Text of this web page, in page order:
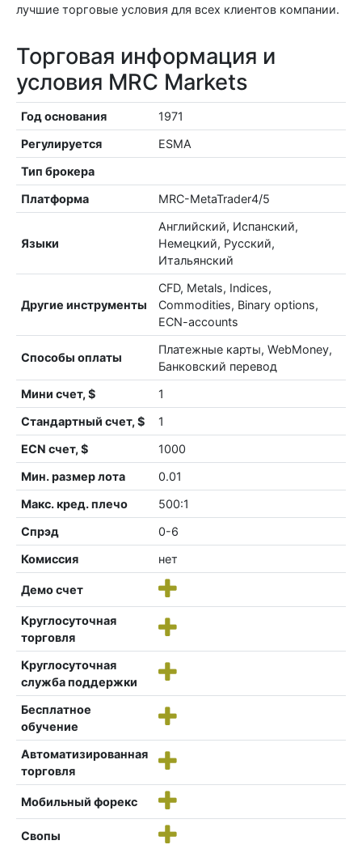
лучшие торговые условия для всех клиентов компании.
Торговая информация и
условия MRC Markets
Год основания
1971
Регулируется
ESMA
Тип брокера
Платформа
MRC-MetaTrader4/5
Языки
Английский, Испанский,
Немецкий, Русский,
Итальянский
Другие инструменты
CFD, Metals, Indices,
Commodities, Binary options,
ECN-accounts
Способы оплаты
Платежные карты, WebMoney,
Банковский перевод
Мини счет, $
1
Стандартный счет, $
1
ECN счет, $
1000
Мин. размер лота
0.01
Макс. кред. плечо
500:1
Спрэд
0-6
Комиссия
нет
Демо счет
Круглосуточная
торговля
Круглосуточная
служба поддержки
Бесплатное
обучение
Автоматизированная
торговля
Мобильный форекс
Свопы